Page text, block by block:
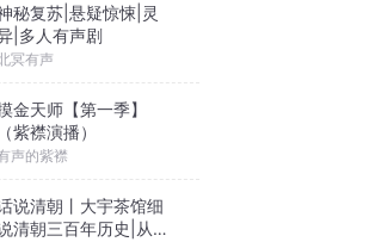
秘复苏|悬疑惊悚|灵
|多人有声剧
冥有声
金天师【第一季】
（紫襟演播）
声的紫襟
说清朝丨大宇茶馆细
清朝三百年历史|从努